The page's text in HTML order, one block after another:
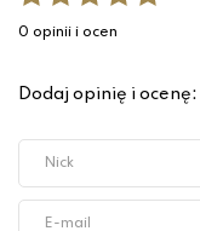
0 opinii i ocen
Dodaj opinię i ocenę: